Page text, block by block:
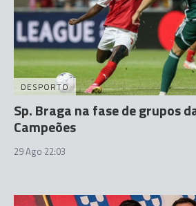
DESPORTO
Sp. Braga na fase de grupos
Campeões
29 Ago 22:03